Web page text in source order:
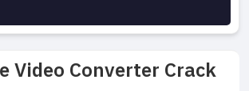
Video Converter Crack